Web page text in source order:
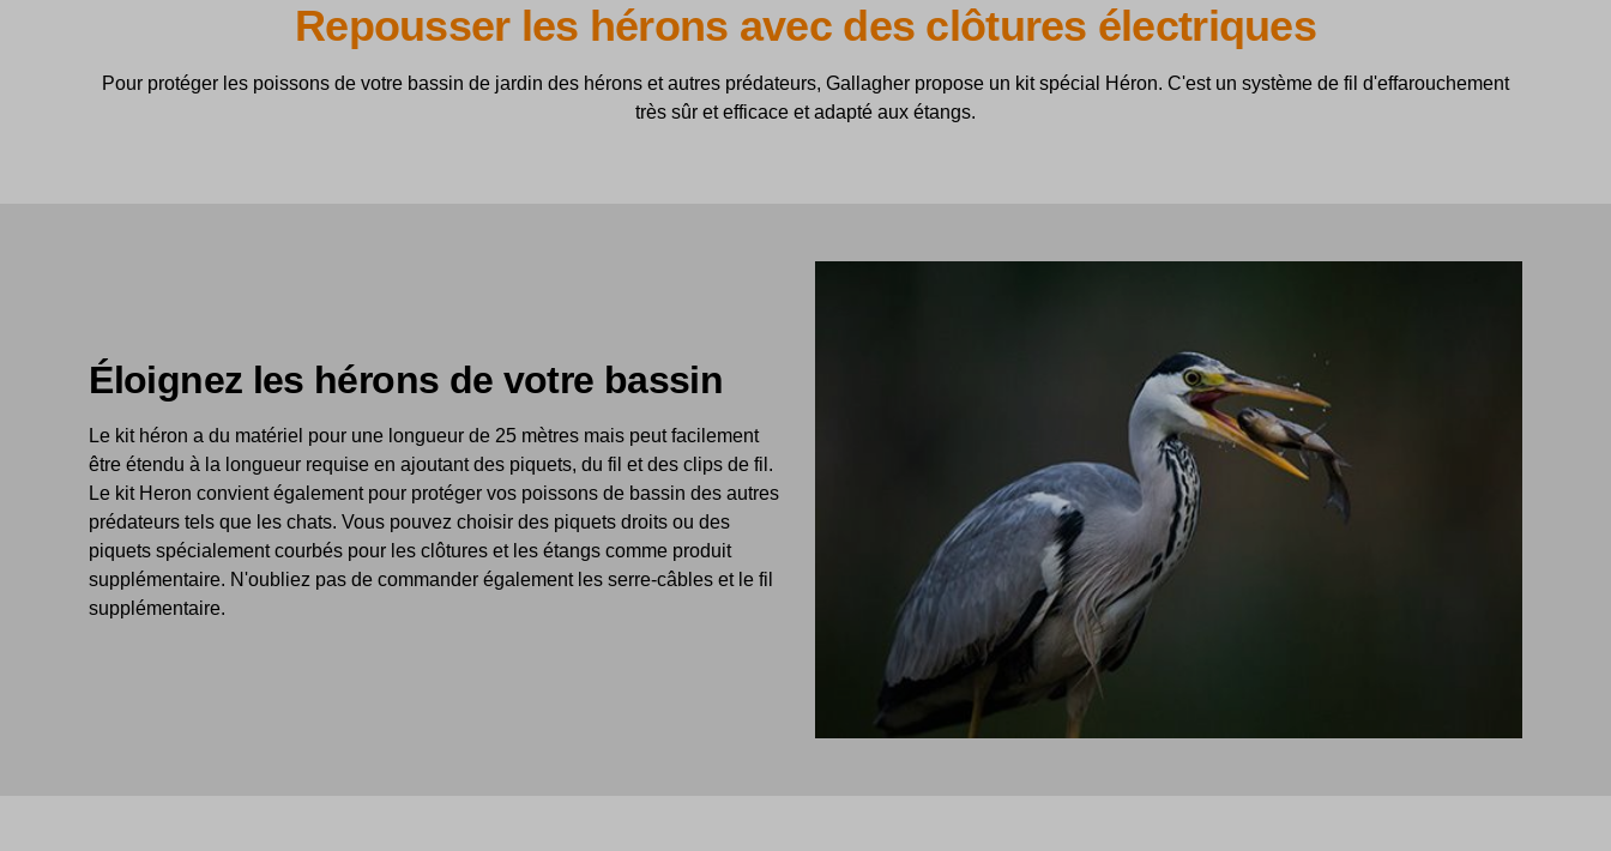
Repousser les hérons avec des clôtures électriques
Pour protéger les poissons de votre bassin de jardin des hérons et autres prédateurs, Gallagher propose un kit spécial Héron. C'est un système de fil d'effarouchement
très sûr et efficace et adapté aux étangs.
Éloignez les hérons de votre bassin
Le kit héron a du matériel pour une longueur de 25 mètres mais peut facilement
être étendu à la longueur requise en ajoutant des piquets, du fil et des clips de fil.
Le kit Heron convient également pour protéger vos poissons de bassin des autres
prédateurs tels que les chats. Vous pouvez choisir des piquets droits ou des
piquets spécialement courbés pour les clôtures et les étangs comme produit
supplémentaire. N'oubliez pas de commander également les serre-câbles et le fil
supplémentaire.